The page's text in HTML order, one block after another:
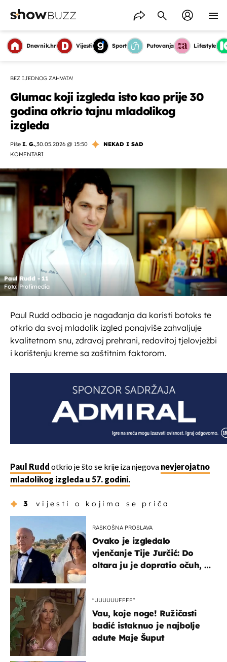
Dnevnik.hr Vijesti Sport Putovanja Lifestyle
BEZ IJEDNOG ZAHVATA!
Glumac koji izgleda isto kao prije 30
godina otkrio tajnu mladolikog
izgleda
Piše I. G.,30.05.2026 @ 15:50
NEKAD I SAD
KOMENTARI
Paul Rudd - 11
Foto: Profimedia
Paul Rudd odbacio je nagađanja da koristi botoks te
otkrio da svoj mladolik izgled ponajviše zahvaljuje
kvalitetnom snu, zdravoj prehrani, redovitoj tjelovježbi
i korištenju kreme sa zaštitnim faktorom.
Paul Rudd otkrio je što se krije iza njegova nevjerojatno
mladolikog izgleda u 57. godini.
3 vijesti o kojima se priča
RASKOŠNA PROSLAVA
Ovako je izgledalo
vjenčanje Tije Jurčić: Do
oltara ju je dopratio očuh, a
"UUUUUUFFFF"
Vau, koje noge! Ružičasti
badić istaknuo je najbolje
adute Maje Šuput
OMOGUĆI OBAVIJESTI